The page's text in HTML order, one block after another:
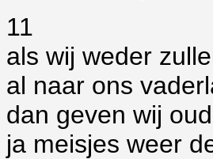
11
als wij weder
al naar ons
dan geven wij
ja meisjes weer